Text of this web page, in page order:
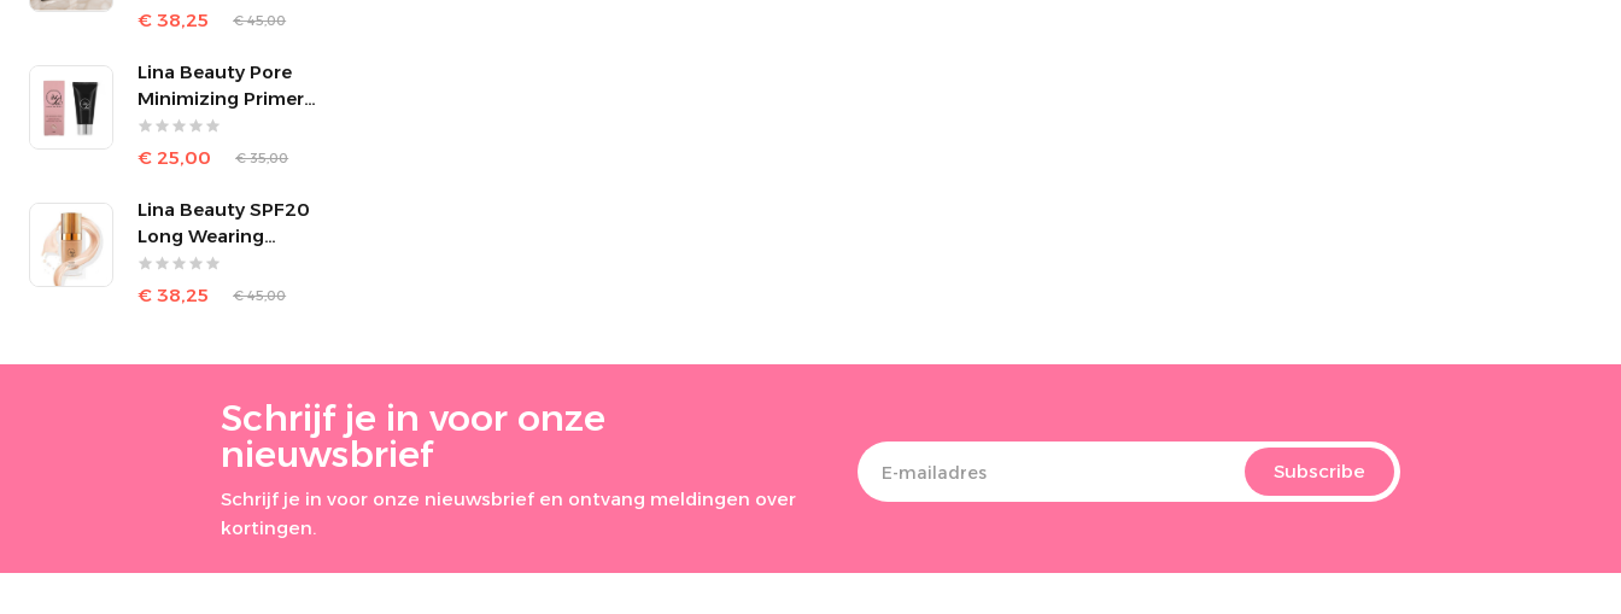
€ 38,25
€ 45,00
Lina Beauty Pore
Minimizing Primer
Shine Control
€ 25,00
€ 35,00
Lina Beauty SPF20
Long Wearing
Foundation
€ 38,25
€ 45,00
Schrijf je in voor onze
nieuwsbrief
Schrijf je in voor onze nieuwsbrief en ontvang meldingen over
kortingen.
Subscribe